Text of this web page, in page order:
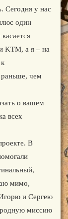
Сегодня у нас
один
KTM, а я – на
раньше, чем
о вашем
всех
В
мимо,
и Сергею
миссию